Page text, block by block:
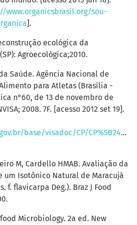
www.organicsbrasil.org/sou-
].
ecológica da
Agroecológica;2010.
Saúde. Agência Nacional de
para Atletas (Brasília -
n°60, de 13 de novembro de
2008. 7F. [acesso 2012 set 19].
base/visadoc/CP/CP%5B24416-
M, Cardello HMAB. Avaliação da
Isotônico Natural de Maracujá
f. flavicarpa Deg.). Braz J Food
Microbiology. 2a ed. New